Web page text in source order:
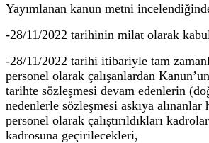
Yayımlanan kanun metni
-28/11/2022 tarihinin milat olarak
-28/11/2022 tarihi itibariyle tam
personel olarak çalışanlardan
tarihte sözleşmesi devam edenlerin
nedenlerle sözleşmesi askıya
personel olarak çalıştırıldıkları
kadrosuna geçirilecekleri,